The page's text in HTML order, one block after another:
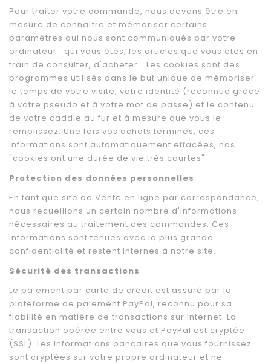
Pour traiter votre commande, nous devons être en
mesure de connaître et mémoriser certains
paramètres qui nous sont communiqués par votre
ordinateur : qui vous êtes, les articles que vous êtes en
train de consulter, d'acheter… Les cookies sont des
programmes utilisés dans le but unique de mémoriser
le temps de votre visite, votre identité (reconnue grâce
à votre pseudo et à votre mot de passe) et le contenu
de votre caddie au fur et à mesure que vous le
remplissez. Une fois vos achats terminés, ces
informations sont automatiquement effacées, nos
"cookies ont une durée de vie très courtes".
Protection des données personnelles
En tant que site de Vente en ligne par correspondance,
nous recueillons un certain nombre d'informations
nécessaires au traitement des commandes. Ces
informations sont tenues avec la plus grande
confidentialité et restent internes à notre site.
Sécurité des transactions
Le paiement par carte de crédit est assuré par la
plateforme de paiement PayPal, reconnu pour sa
fiabilité en matière de transactions sur Internet. La
transaction opérée entre vous et PayPal est cryptée
(SSL). Les informations bancaires que vous fournissez
sont cryptées sur votre propre ordinateur et ne